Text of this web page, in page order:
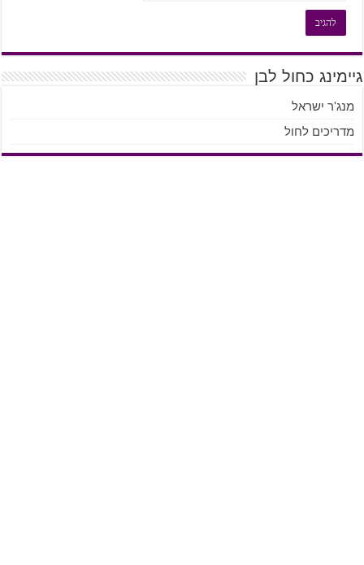
גיימינג כחול לבן
מנג'ר ישראל
מדריכים לחול